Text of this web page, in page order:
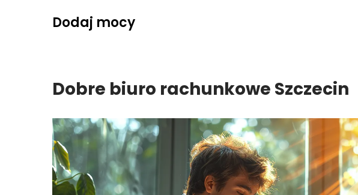
Dodaj mocy
Dobre biuro rachunkowe Szczecin